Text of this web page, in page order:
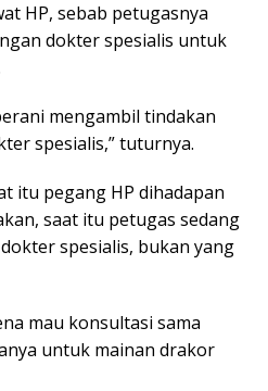
HP, sebab petugasnya
dokter spesialis untuk
mengambil tindakan
spesialis,” tuturnya.
itu pegang HP dihadapan
saat itu petugas sedang
spesialis, bukan yang
mau konsultasi sama
untuk mainan drakor